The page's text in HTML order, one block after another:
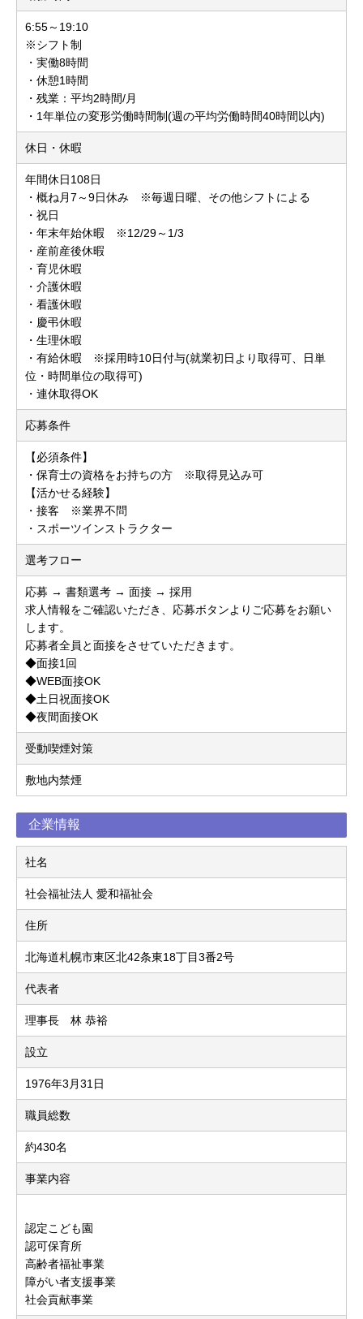
6:55～19:10
※シフト制
・実働8時間
・休憩1時間
・残業：平均2時間/月
・1年単位の変形労働時間制(週の平均労働時間40時間以内)
休日・休暇
年間休日108日
・概ね月7～9日休み ※毎週日曜、その他シフトによる
・祝日
・年末年始休暇 ※12/29～1/3
・産前産後休暇
・育児休暇
・介護休暇
・看護休暇
・慶弔休暇
・生理休暇
・有給休暇 ※採用時10日付与(就業初日より取得可、日単
位・時間単位の取得可)
・連休取得OK
応募条件
【必須条件】
・保育士の資格をお持ちの方 ※取得見込み可
【活かせる経験】
・接客 ※業界不問
・スポーツインストラクター
選考フロー
応募 → 書類選考 → 面接 → 採用
求人情報をご確認いただき、応募ボタンよりご応募をお願い
します。
応募者全員と面接をさせていただきます。
◆面接1回
◆WEB面接OK
◆土日祝面接OK
◆夜間面接OK
受動喫煙対策
敷地内禁煙
企業情報
社名
社会福祉法人 愛和福祉会
住所
北海道札幌市東区北42条東18丁目3番2号
代表者
理事長 林 恭裕
設立
1976年3月31日
職員総数
約430名
事業内容
認定こども園
認可保育所
高齢者福祉事業
障がい者支援事業
社会貢献事業